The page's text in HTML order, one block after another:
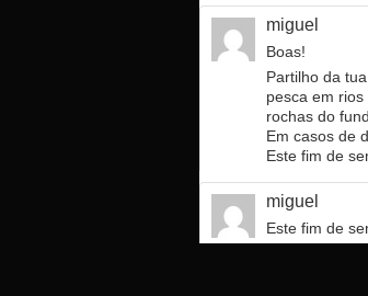
miguel
Boas!
Partilho da
pesca em
rochas do
Em casos de
Este fim de
miguel
Este fim de